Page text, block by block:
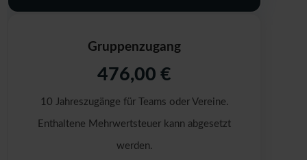
Gruppenzugang
476,00 €
10 Jahreszugänge für Teams oder Vereine.
Enthaltene Mehrwertsteuer kann abgesetzt
werden.